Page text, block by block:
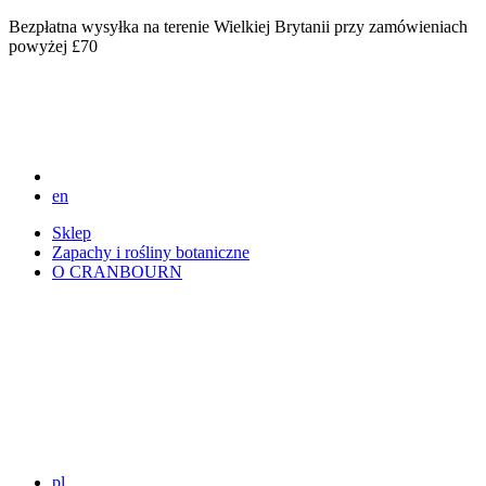
Bezpłatna wysyłka na terenie Wielkiej Brytanii przy zamówieniach
powyżej £70
en
Sklep
Zapachy i rośliny botaniczne
O CRANBOURN
pl